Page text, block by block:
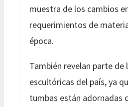
muestra de los cambios
requerimientos de
época.
También revelan parte de
escultóricas del país, ya
tumbas están adornadas